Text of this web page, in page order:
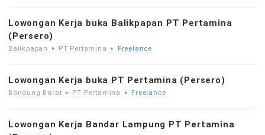
Lowongan Kerja buka Balikpapan PT Pertamina
(Persero)
Balikpapan PT Pertamina Freelance
Lowongan Kerja buka PT Pertamina (Persero)
Bandung Barat PT Pertamina Freelance
Lowongan Kerja Bandar Lampung PT Pertamina